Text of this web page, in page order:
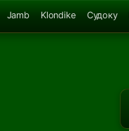
Jamb Klondike Судоку